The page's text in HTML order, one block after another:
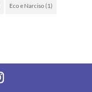
Eco e Narciso (1)